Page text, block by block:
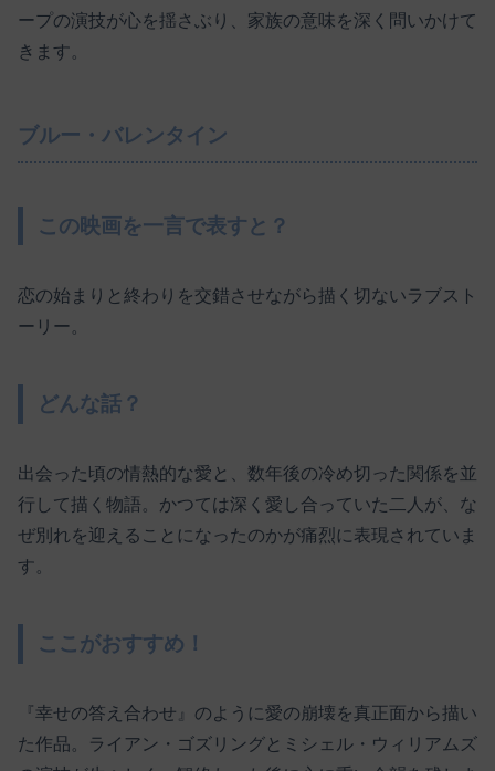
ープの演技が心を揺さぶり、家族の意味を深く問いかけて
きます。
ブルー・バレンタイン
この映画を一言で表すと？
恋の始まりと終わりを交錯させながら描く切ないラブスト
ーリー。
どんな話？
出会った頃の情熱的な愛と、数年後の冷め切った関係を並
行して描く物語。かつては深く愛し合っていた二人が、な
ぜ別れを迎えることになったのかが痛烈に表現されていま
す。
ここがおすすめ！
『幸せの答え合わせ』のように愛の崩壊を真正面から描い
た作品。ライアン・ゴズリングとミシェル・ウィリアムズ